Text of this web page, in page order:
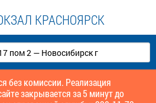
КРАСНОЯРСК
без комиссии. Реализация
закрывается за 5 минут до